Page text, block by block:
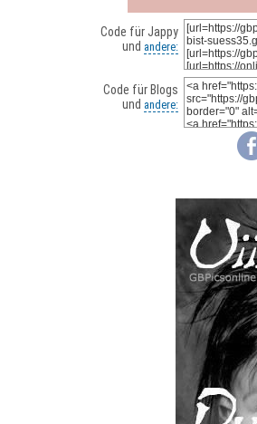
Code für Jappy
und andere:
Code für Blogs
und andere: